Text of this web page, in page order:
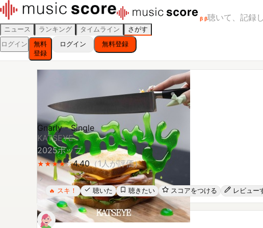
β β聴いて、記録
ニュース ランキング タイムライン
さがす
ログイン
無料
登録
ログイン 無料登録
Gnarly - Single
KATSEYE
2025ポップ
★
★★
★★
★★
★★4.40（1人が評価）
🔥 スキ！ 聴いた 聴きたい スコアをつける レビュー